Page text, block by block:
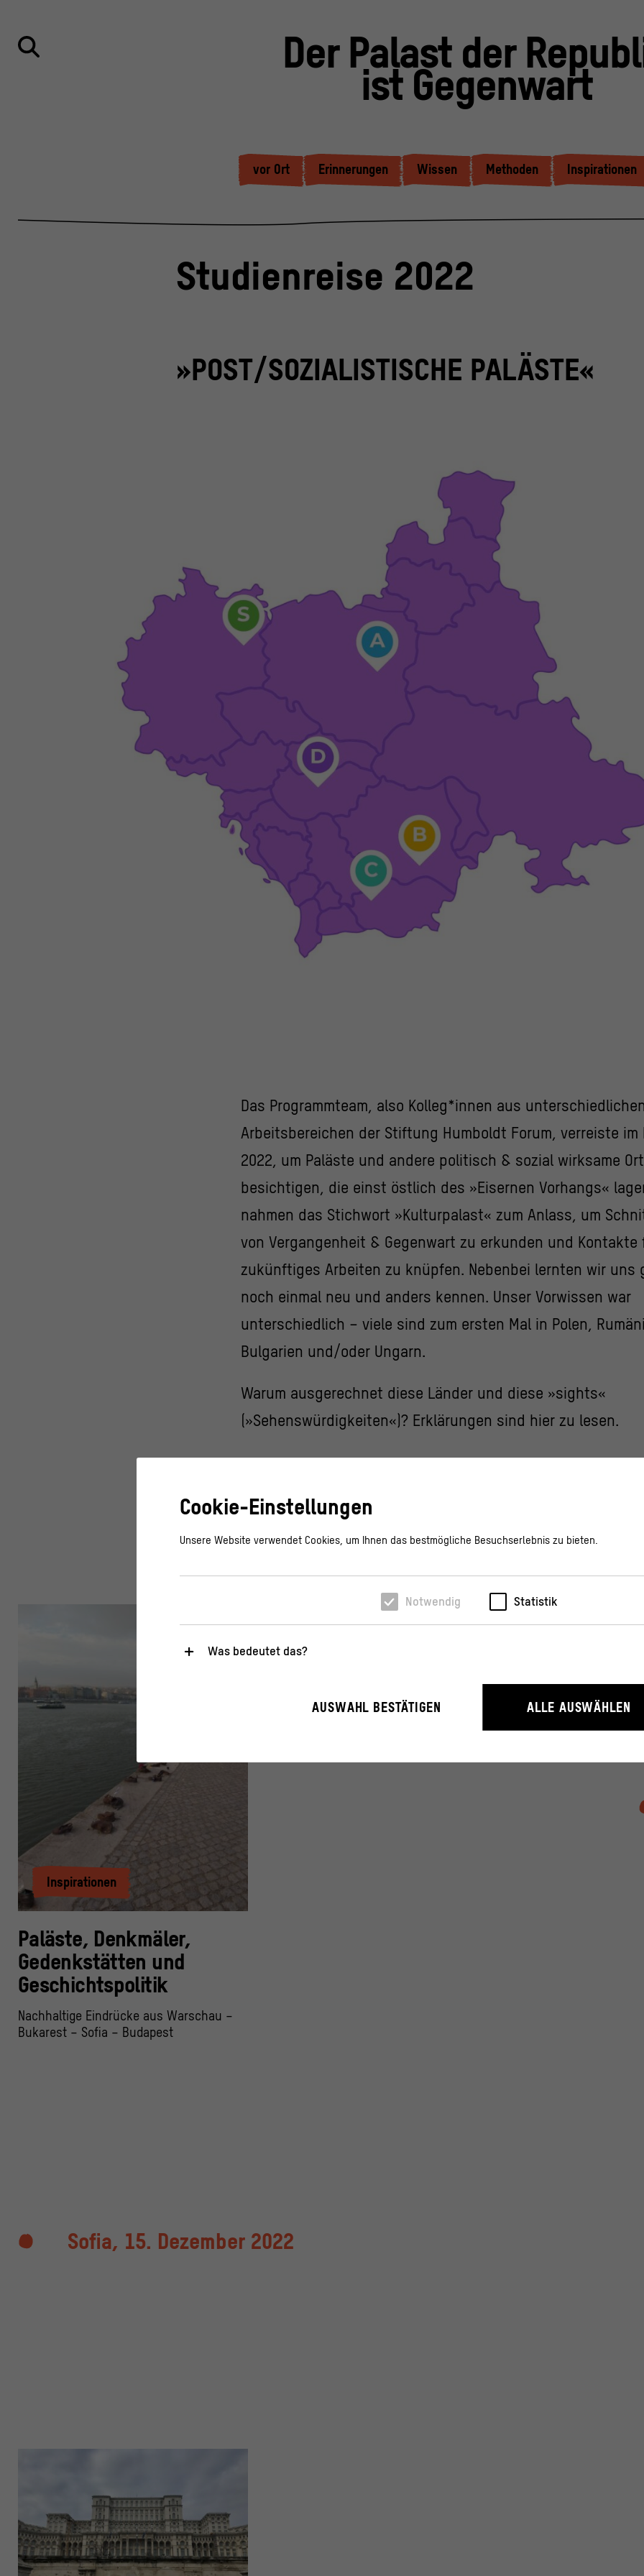
Der Palast der
ist Gegenwart
vor Ort Erinnerungen Wissen Methoden Inspirationen
Studienreise 2022
»POST/SOZIALISTISCHE PALÄSTE«
Das Programmteam, also Kolleg*innen aus unterschiedlichen
Arbeitsbereichen der Stiftung Humboldt Forum, verreiste im
2022, um Paläste und andere politisch & sozial wirksame
besichtigen, die einst östlich des »Eisernen Vorhangs«
nahmen das Stichwort »Kulturpalast« zum Anlass, um
von Vergangenheit & Gegenwart zu erkunden und Kontakte
zukünftiges Arbeiten zu knüpfen. Nebenbei lernten wir uns
noch einmal neu und anders kennen. Unser Vorwissen war
unterschiedlich – viele sind zum ersten Mal in Polen,
Bulgarien und/oder Ungarn.
Warum ausgerechnet diese Länder und diese »sights«
(»Sehenswürdigkeiten«)? Erklärungen sind hier zu lesen.
Über Anregungen für künftige Reisen freuen wir uns. Please
Inspirationen
Paläste, Denkmäler,
Gedenkstätten und
Geschichtspolitik
Nachhaltige Eindrücke aus Warschau –
Bukarest – Sofia – Budapest
Sofia, 15. Dezember 2022
Cookie-Einstellungen
Unsere Website verwendet Cookies, um Ihnen das bestmögliche Besuchserlebnis zu bieten.
Notwendig Statistik
Was bedeutet das?
Diese Cookies sind für den Betrieb der Webseite unbedingt notwendig, weil sie grundlegende
AUSWAHL BESTÄTIGEN ALLE AUSWÄHLEN